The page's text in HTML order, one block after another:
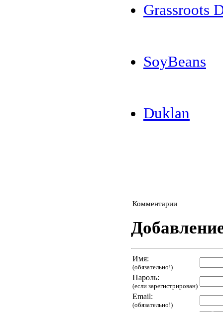
Grassroots
SoyBeans
Duklan
Комментарии
Имя:
(обязательно!)
Пароль:
(если зарегистрирован)
Email:
(обязательно!)